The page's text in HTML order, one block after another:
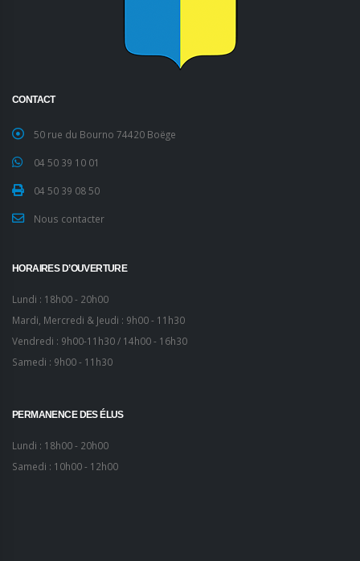
CONTACT
50 rue du Bourno 74420 Boëge
04 50 39 10 01
04 50 39 08 50
Nous contacter
HORAIRES D’OUVERTURE
Lundi : 18h00 - 20h00
Mardi, Mercredi & Jeudi : 9h00 - 11h30
Vendredi : 9h00-11h30 / 14h00 - 16h30
Samedi : 9h00 - 11h30
PERMANENCE DES ÉLUS
Lundi : 18h00 - 20h00
Samedi : 10h00 - 12h00